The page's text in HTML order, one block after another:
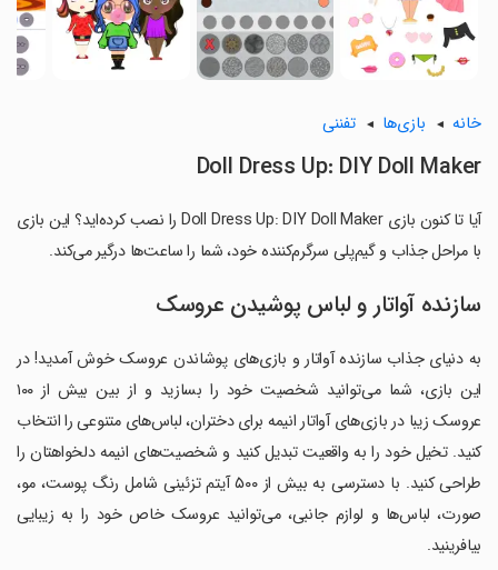
خانه بازی‌ها تفننی
Doll Dress Up: DIY Doll Maker
آیا تا کنون بازی Doll Dress Up: DIY Doll Maker را نصب کرده‌اید؟ این بازی
با مراحل جذاب و گیم‌پلی سرگرم‌کننده خود، شما را ساعت‌ها درگیر می‌کند.
سازنده آواتار و لباس پوشیدن عروسک
به دنیای جذاب سازنده آواتار و بازی‌های پوشاندن عروسک خوش آمدید! در
این بازی، شما می‌توانید شخصیت خود را بسازید و از بین بیش از ۱۰۰
عروسک زیبا در بازی‌های آواتار انیمه برای دختران، لباس‌های متنوعی را انتخاب
کنید. تخیل خود را به واقعیت تبدیل کنید و شخصیت‌های انیمه دلخواهتان را
طراحی کنید. با دسترسی به بیش از ۵۰۰ آیتم تزئینی شامل رنگ پوست، مو،
صورت، لباس‌ها و لوازم جانبی، می‌توانید عروسک خاص خود را به زیبایی
بیافرینید.